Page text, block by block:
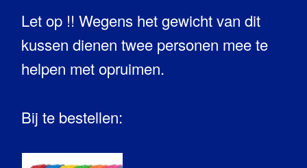
Let op !! Wegens het gewicht van dit
kussen dienen twee personen mee te
helpen met opruimen.
Bij te bestellen: